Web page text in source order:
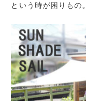
という時が困りもの。